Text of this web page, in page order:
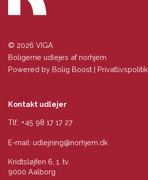
© 2026 VIGA
Boligerne udlejes af norhjem
Powered by Bolig Boost | Privatlivspolitik
Kontakt udlejer
Tlf.: +45 98 17 17 27
E-mail: udlejning@norhjem.dk
Kridtsløjfen 6, 1. tv.
9000 Aalborg